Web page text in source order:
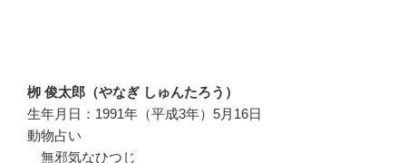
栁 俊太郎（やなぎ しゅんたろう）
生年月日：1991年（平成3年）5月16日
動物占い
無邪気なひつじ